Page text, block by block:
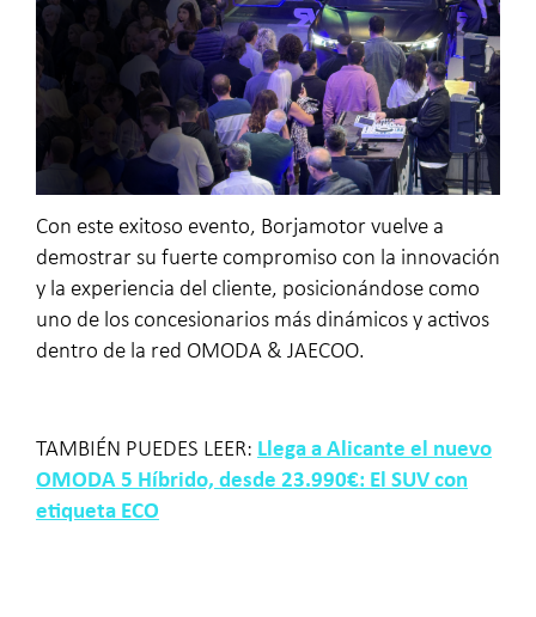
Con este exitoso evento, Borjamotor vuelve a
demostrar su fuerte compromiso con la innovación
y la experiencia del cliente, posicionándose como
uno de los concesionarios más dinámicos y activos
dentro de la red OMODA & JAECOO.
TAMBIÉN PUEDES LEER: Llega a Alicante el nuevo
OMODA 5 Híbrido, desde 23.990€: El SUV con
etiqueta ECO